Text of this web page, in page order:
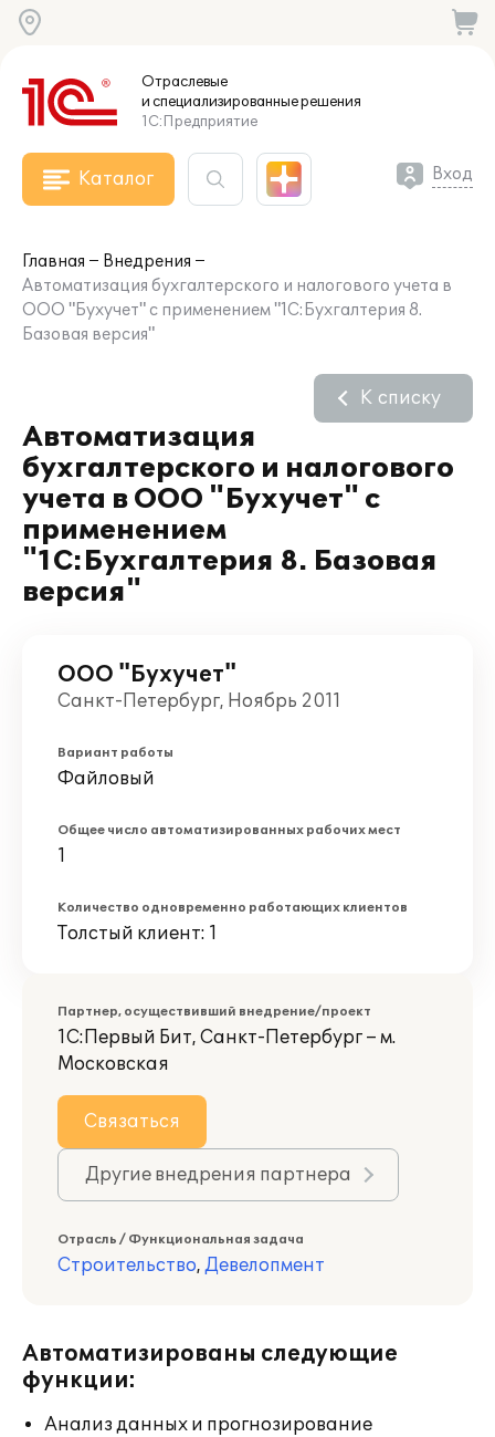
Отраслевые
и специализированныерешения
1С:Предприятие
Каталог Вход
Главная
Внедрения
Автоматизация бухгалтерского и налогового учета в
ООО "Бухучет" с применением "1С:Бухгалтерия 8.
Базовая версия"
Автоматизация
бухгалтерского и налогового
учета в ООО "Бухучет" с
применением
"1С:Бухгалтерия 8. Базовая
версия"
К списку
ООО "Бухучет"
Санкт-Петербург, Ноябрь 2011
Вариант работы
Файловый
Общее число автоматизированных рабочих мест
1
Количество одновременно работающих клиентов
Толстый клиент: 1
Партнер, осуществивший внедрение/проект
1С:Первый Бит, Санкт-Петербург – м.
Московская
Связаться
Другие внедрения партнера
Отрасль / Функциональная задача
Строительство, Девелопмент
Автоматизированы следующие
функции:
Анализ данных и прогнозирование